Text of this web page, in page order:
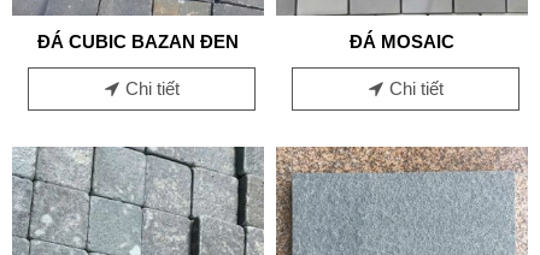
ĐÁ CUBIC BAZAN ĐEN
Chi tiết
ĐÁ MOSAIC
Chi tiết